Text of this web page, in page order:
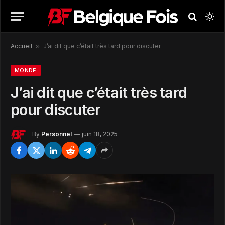
Accueil » J’ai dit que c’était très tard pour discuter
MONDE
J’ai dit que c’était très tard
pour discuter
By Personnel juin 18, 2025